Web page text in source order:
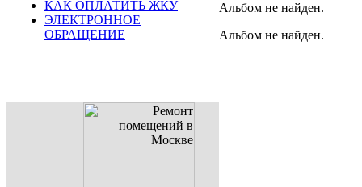
КАК ОПЛАТИТЬ ЖКУ
ЭЛЕКТРОННОЕ
ОБРАЩЕНИЕ
Альбом не найден.
Альбом не найден.